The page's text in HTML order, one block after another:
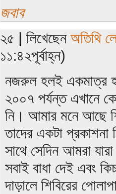
জবাব
২৫ | লিখেছেন অতিথি
১১:৪২পূর্বাহ্ন)
নজরুল হলই একমাত্র হল
২০০৭ পর্যন্ত এখানে
নি। আমার মনে আছে
তাদের একটা প্রকাশনা
সাথে সেদিন আমরা
সবাই বাধা দেই এবং
দাড়ালে শিবিরের